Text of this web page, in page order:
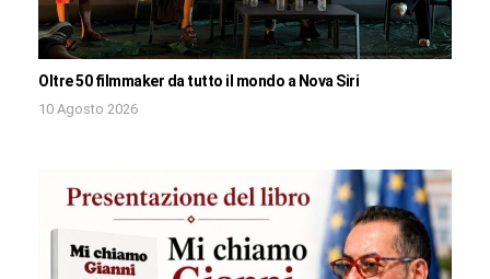
Oltre 50 filmmaker da tutto il mondo a Nova Siri
10 Agosto 2026